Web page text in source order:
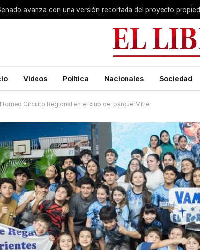
Videos Política Nacionales Sociedad
torneo Circuito Regional en el club del parque Mitre